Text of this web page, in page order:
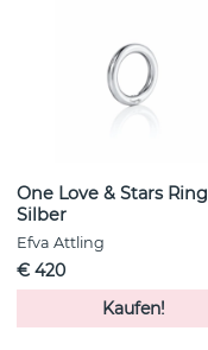
One Love & Stars Ring
Silber
Efva Attling
€ 420
Kaufen!